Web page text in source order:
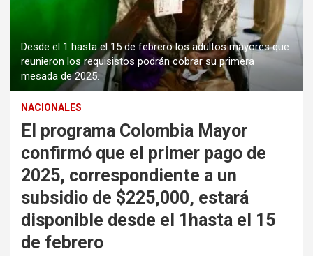
Desde el 1 hasta el 15 de febrero los adultos mayores que
reunieron los requisistos podrán cobrar su primera
mesada de 2025.
NACIONALES
El programa Colombia Mayor
confirmó que el primer pago de
2025, correspondiente a un
subsidio de $225,000, estará
disponible desde el 1hasta el 15
de febrero